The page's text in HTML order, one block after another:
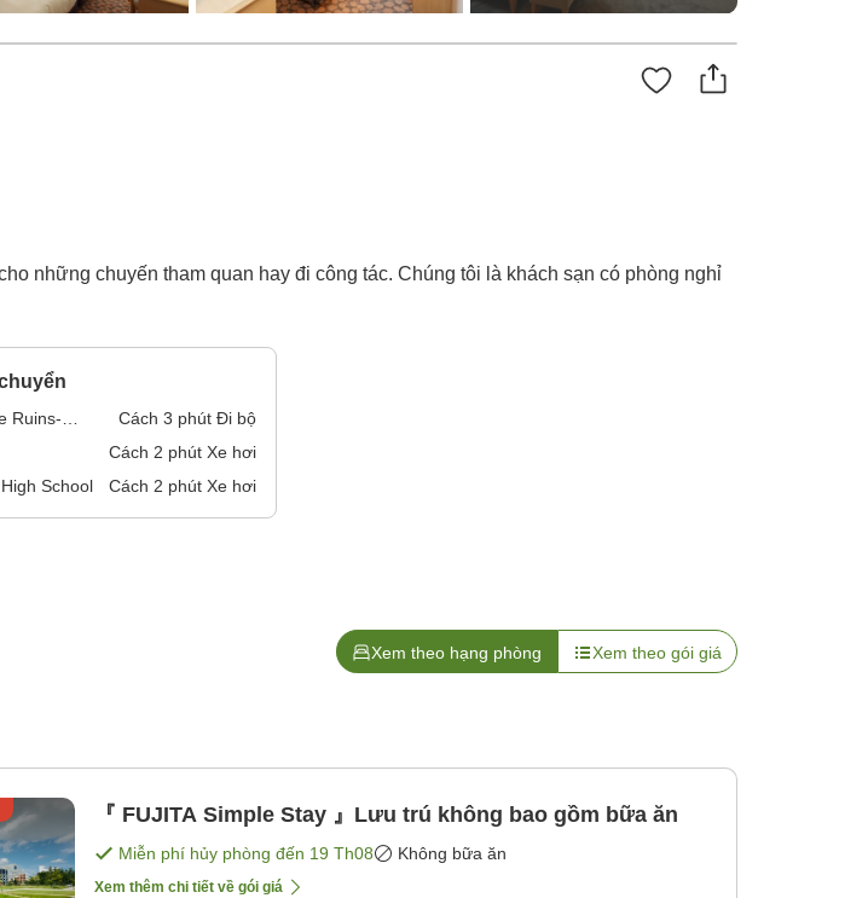
những chuyến tham quan hay đi công tác. Chúng tôi là khách sạn có phòng nghỉ
Ruins-
Cách 3 phút Đi bộ
Cách 2 phút Xe hơi
School
Cách 2 phút Xe hơi
Xem theo hạng phòng Xem theo gói giá
『 FUJITA Simple Stay 』Lưu trú không bao gồm bữa ăn
Miễn phí hủy phòng đến 19 Th08 Không bữa ăn
Xem thêm chi tiết về gói giá